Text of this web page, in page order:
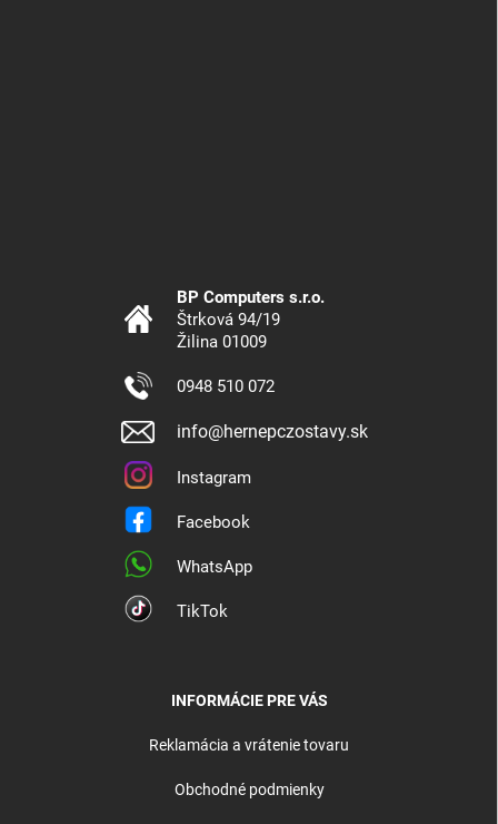
BP Computers s.r.o.
Štrková 94/19
Žilina 01009
0948 510 072
info@hernepczostavy.sk
Instagram
Facebook
WhatsApp
TikTok
INFORMÁCIE PRE VÁS
Reklamácia a vrátenie tovaru
Obchodné podmienky